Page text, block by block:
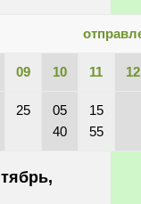
09 10 11 12
25
05
40
15
55